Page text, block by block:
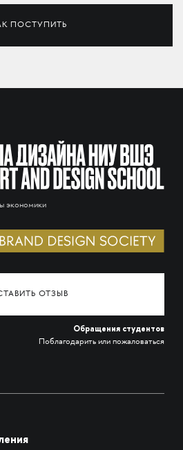
ПОСТУПИТЬ
экономики
ОТЗЫВ
Обращения студентов
Поблагодарить или пожаловаться